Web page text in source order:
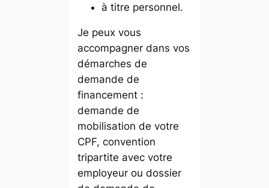
à titre personnel.
Je peux vous
accompagner dans vos
démarches de
demande de
financement :
demande de
mobilisation de votre
CPF, convention
tripartite avec votre
employeur ou dossier